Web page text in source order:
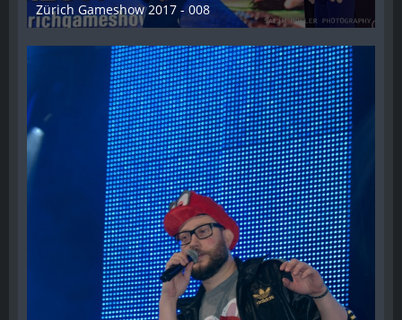
Zürich Gameshow 2017 - 008
28. Oktober 2017